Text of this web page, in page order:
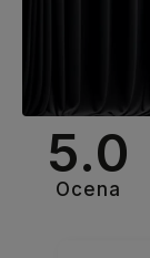
5.0
Ocena